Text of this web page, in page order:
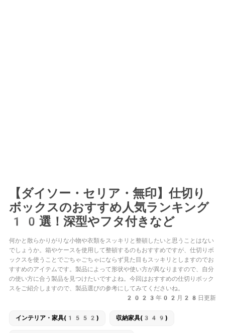
【ダイソー・セリア・無印】仕切り
ボックスのおすすめ人気ランキング
10選！深型やフタ付きなど
何かと散らかりがりな小物や衣類をスッキリと整頓したいと思うことはない
でしょうか。箱やケースを使用して整頓するのもおすすめですが、仕切りボ
ックスを使うことでごちゃごちゃにならず見た目もスッキリとしますのでお
すすめのアイテムです。製品によって形状や使い方が異なりますので、自分
の使い方に合う製品を見つけたいですよね。今回はおすすめの仕切りボック
スをご紹介しますので、製品選びの参考にしてみてくださいね。
2023年02月28日更新
インテリア・家具(1552) 収納家具(349)